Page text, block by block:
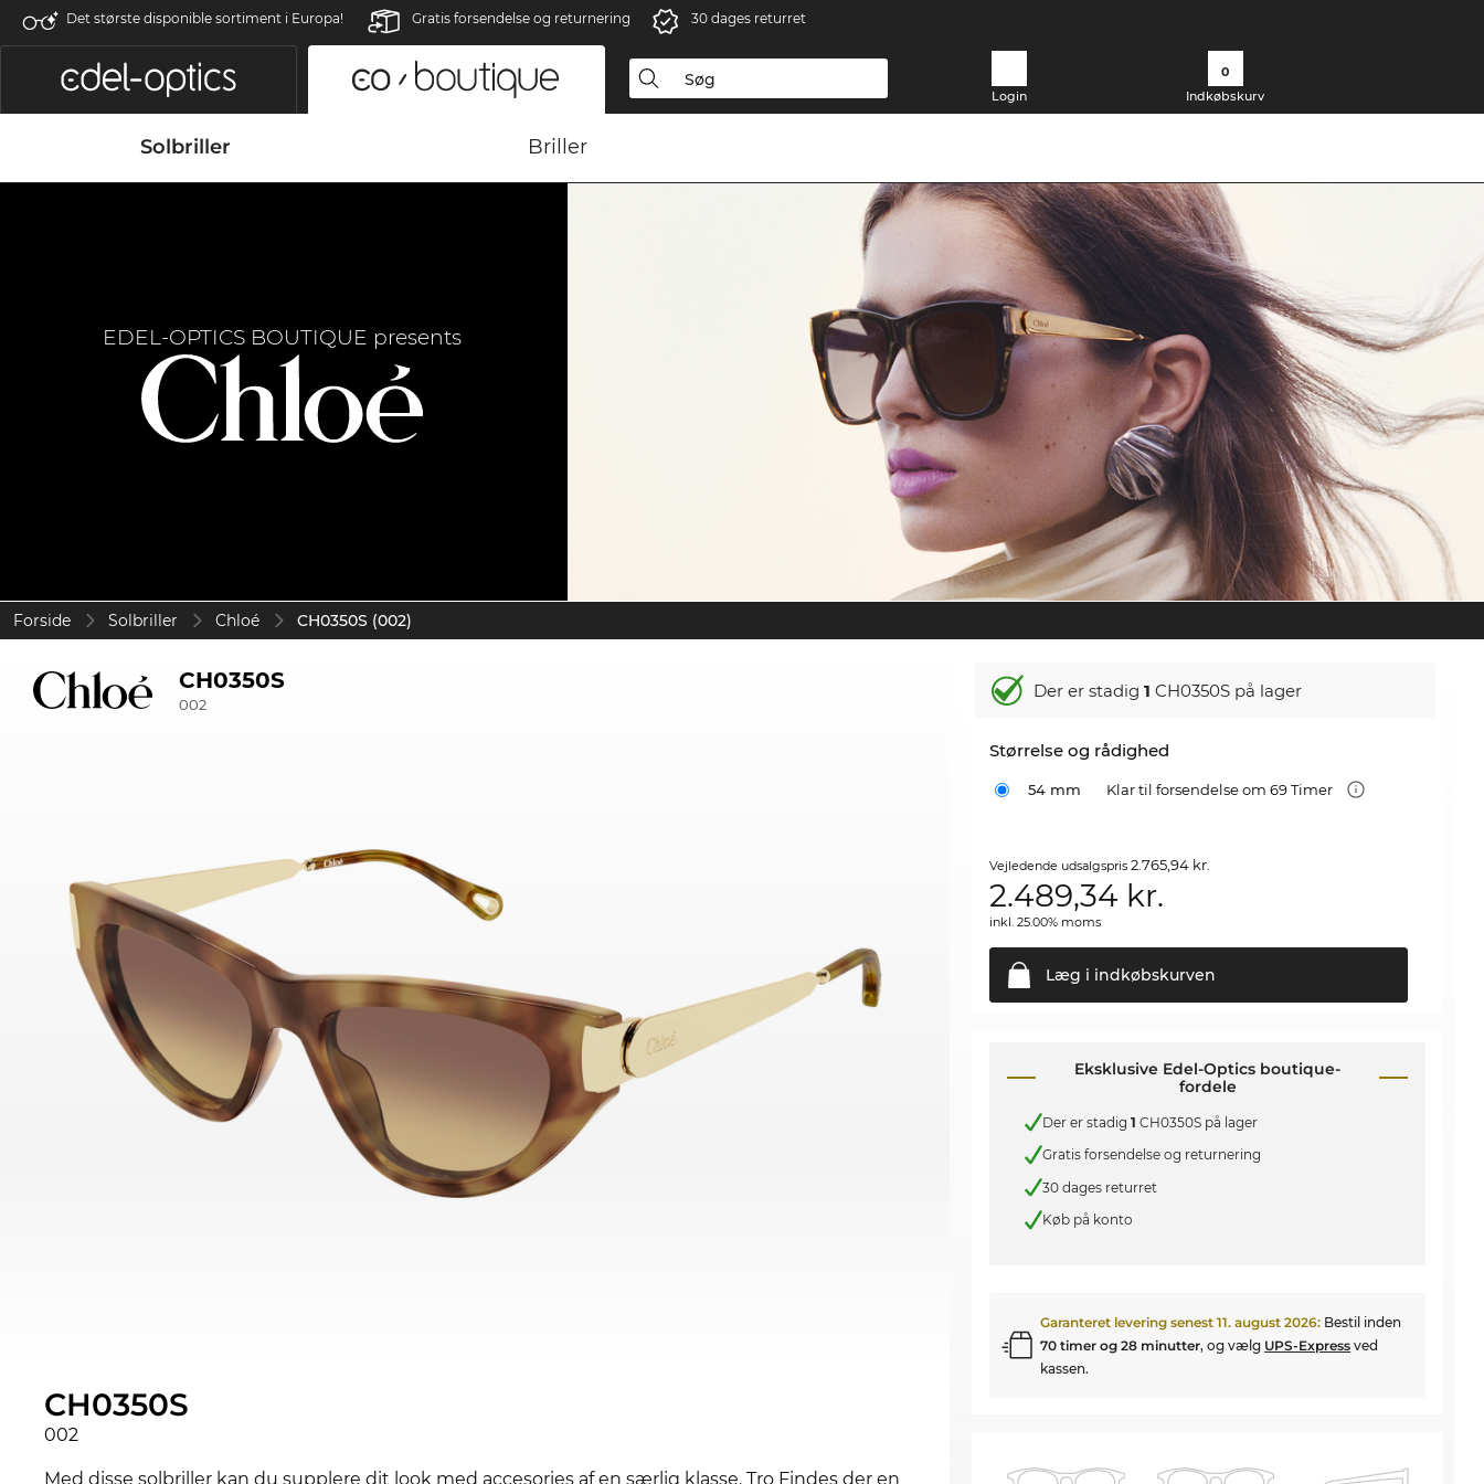
Det største disponible sortiment i Europa! Gratis forsendelse og returnering 30 dages returret
Login
0
Indkøbskurv
Solbriller Briller
EDEL-OPTICS BOUTIQUE presents
Forside Solbriller Chloé CH0350S (002)
CH0350S
002
CH0350S
002
Med disse solbriller kan du supplere dit look med accesories af en særlig klasse. Tro Findes der en
Der er stadig1 CH0350S på lager
Størrelse og rådighed
54 mm Klar til forsendelse om 69 Timer
Vejledende udsalgspris2.765,94 kr.
2.489,34 kr.
inkl. 25.00% moms
Læg i indkøbskurven
Eksklusive Edel-Optics boutique-
fordele
Der er stadig1 CH0350S på lager
Gratis forsendelse og returnering
30 dages returret
Køb på konto
Garanteret levering senest11. august 2026: Bestil inden
70 timer og 28 minutter, og vælg UPS-Express ved
kassen.